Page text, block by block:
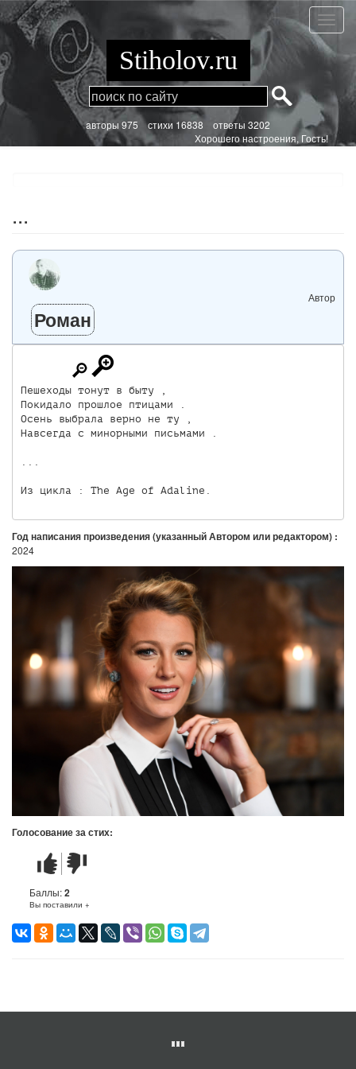
Перейти
к
основному
содержанию
...
Stiholov.ru
aвторы 975стихи 16838 ответы 3202
Хорошего настроения, Гость!
...
Автор
Роман
Пешеходы тонут в быту ,
Покидало прошлое птицами .
Осень выбрала верно не ту ,
Навсегда с минорными письмами .
Из цикла : The Age of Adaline.
Год написания произведения (указанный Автором или редактором) :
2024
Голосование за стих:
Стих
понравился
Стих
не
понравился
Баллы:2
Вы поставили +